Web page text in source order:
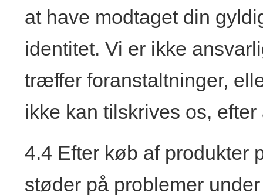
at have modtaget din
identitet. Vi er ikke
træffer foranstaltninger,
ikke kan tilskrives os,
4.4 Efter køb af produkter
støder på problemer